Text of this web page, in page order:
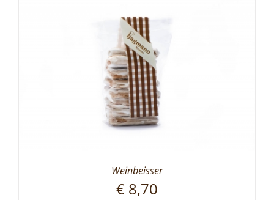
Weinbeisser
€ 8,70